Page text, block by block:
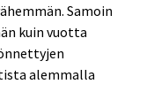
Samoin
kuin vuotta
alemmalla